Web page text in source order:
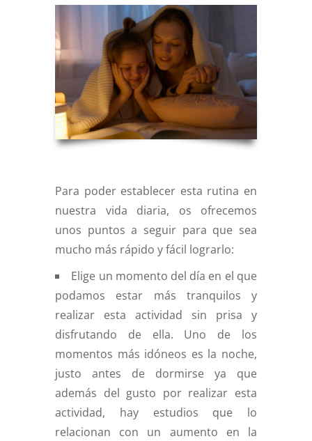
Para poder establecer esta rutina en
nuestra vida diaria, os ofrecemos
unos puntos a seguir para que sea
mucho más rápido y fácil lograrlo:
Elige un momento del día en el que
podamos estar más tranquilos y
realizar esta actividad sin prisa y
disfrutando de ella. Uno de los
momentos más idóneos es la noche,
justo antes de dormirse ya que
además del gusto por realizar esta
actividad, hay estudios que lo
relacionan con un aumento en la